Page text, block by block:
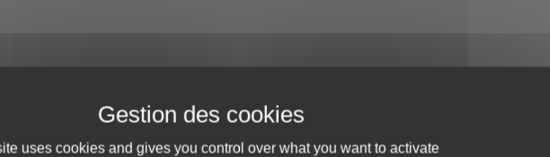
uses cookies and gives you control over what you want to activate